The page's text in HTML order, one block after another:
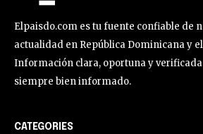
Elpaisdo.com es tu fuente confiable de
actualidad en República Dominicana y
Información clara, oportuna y
siempre bien informado.
CATEGORIES